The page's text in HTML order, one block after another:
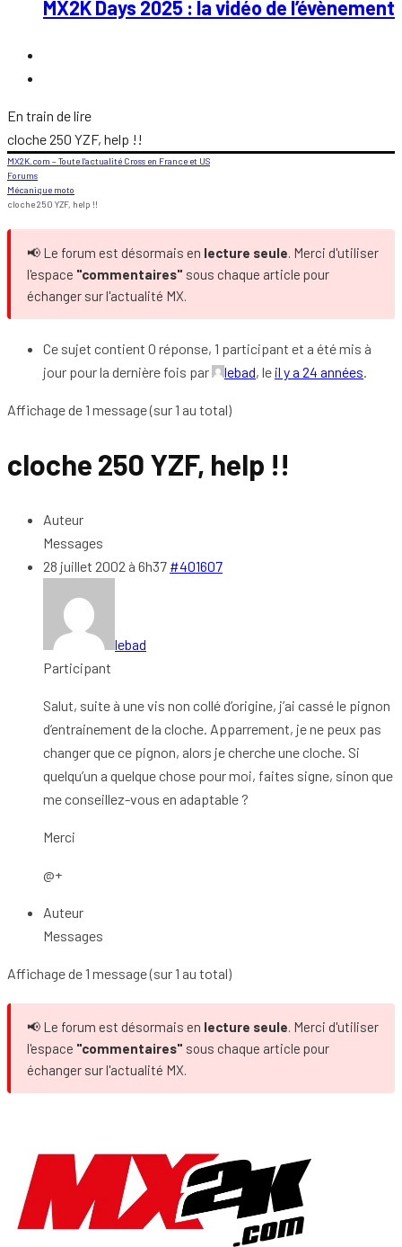
MX2K Days 2025 : la vidéo de l’évènement
En train de lire
cloche 250 YZF, help !!
MX2K.com – Toute l’actualité Cross en France et US
Forums
Mécanique moto
cloche 250 YZF, help !!
📢 Le forum est désormais en lecture seule. Merci d'utiliser
l'espace "commentaires" sous chaque article pour
échanger sur l'actualité MX.
Ce sujet contient 0 réponse, 1 participant et a été mis à
jour pour la dernière fois par
lebad, le il y a 24 années.
Affichage de 1 message (sur 1 au total)
cloche 250 YZF, help !!
Auteur
Messages
28 juillet 2002 à 6h37 #401607
lebad
Participant
Salut, suite à une vis non collé d’origine, j’ai cassé le pignon
d’entrainement de la cloche. Apparrement, je ne peux pas
changer que ce pignon, alors je cherche une cloche. Si
quelqu’un a quelque chose pour moi, faites signe, sinon que
me conseillez-vous en adaptable ?
Merci
@+
Auteur
Messages
Affichage de 1 message (sur 1 au total)
📢 Le forum est désormais en lecture seule. Merci d'utiliser
l'espace "commentaires" sous chaque article pour
échanger sur l'actualité MX.